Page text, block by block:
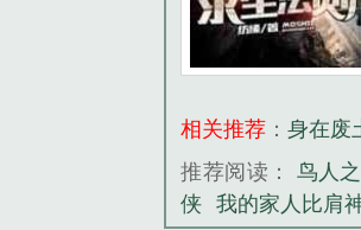
相关推荐 ：身在废
推荐阅读： 鸟人
侠
我的家人比肩